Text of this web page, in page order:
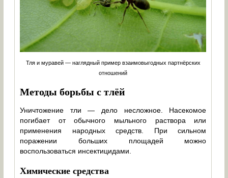
Тля и муравей — наглядный пример взаимовыгодных партнёрских
отношений
Методы борьбы с тлёй
Уничтожение тли — дело несложное. Насекомое
погибает от обычного мыльного раствора или
применения народных средств. При сильном
поражении больших площадей можно
воспользоваться инсектицидами.
Химические средства